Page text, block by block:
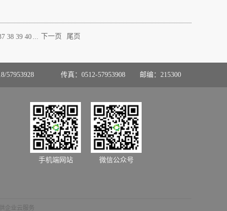
38 39 40 下一页 尾页
57953928 传真：0512-57953908 邮编：215300
手机端网站 微信公众号
企业云服务